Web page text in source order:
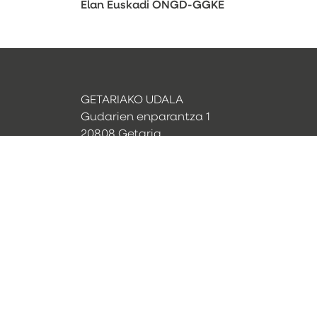
Elan Euskadi ONGD-GGKE
GETARIAKO UDALA
Gudarien enparantza 1
20808 Getaria